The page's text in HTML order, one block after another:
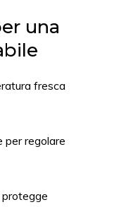
una
fresca
per regolare
protegge